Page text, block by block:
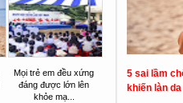
Mọi trẻ em đều xứng
đáng được lớn lên
khỏe mạ...
5 sai lầm
khiến làn